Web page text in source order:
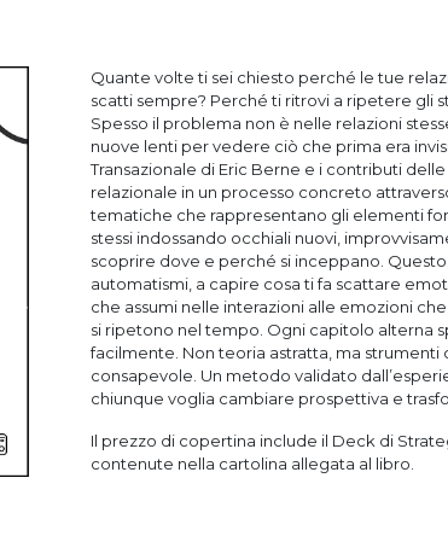
Quante volte ti sei chiesto perché le tue
scatti sempre? Perché ti ritrovi a ripetere gli
Spesso il problema non è nelle relazioni
nuove lenti per vedere ciò che prima era
Transazionale di Eric Berne e i contributi
relazionale in un processo concreto
tematiche che rappresentano gli elementi
stessi indossando occhiali nuovi,
scoprire dove e perché si inceppano.
automatismi, a capire cosa ti fa scattare
che assumi nelle interazioni alle emozioni
si ripetono nel tempo. Ogni capitolo alterna
facilmente. Non teoria astratta, ma
consapevole. Un metodo validato
chiunque voglia cambiare prospettiva e
Il prezzo di copertina include il Deck di
contenute nella cartolina allegata al libro.